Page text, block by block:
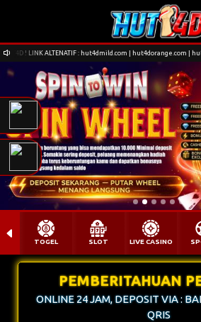
: hut4dmild.com | hut4dorange.com | hut4dapex.com
TOGEL SLOT LIVE CASINO
PEMBERITAHUAN
ONLINE 24 JAM, DEPOSIT VIA :
QRIS